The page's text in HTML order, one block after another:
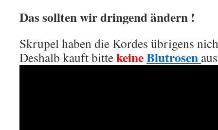
Das sollten wir dringend ändern !
Skrupel haben die Kordes übrigens
Deshalb kauft bittekeineBlutrosen